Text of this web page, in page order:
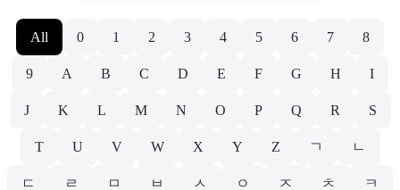
All 0 1 2 3 4 5 6 7 8
9 A B C D E F G H I
J K L M N O P Q R S
T U V W X Y Z ㄱ ㄴ
ㄷ ㄹ ㅁ ㅂ ㅅ ㅇ ㅈ ㅊ ㅋ